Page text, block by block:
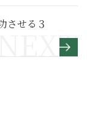
させる３